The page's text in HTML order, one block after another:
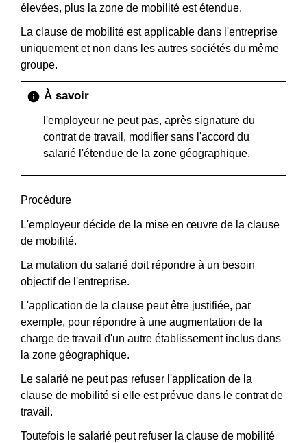
élevées, plus la zone de mobilité est étendue.
La clause de mobilité est applicable dans l'entreprise
uniquement et non dans les autres sociétés du même
groupe.
info À savoir
l'employeur ne peut pas, après signature du
contrat de travail, modifier sans l'accord du
salarié l'étendue de la zone géographique.
Procédure
L'employeur décide de la mise en œuvre de la clause
de mobilité.
La mutation du salarié doit répondre à un besoin
objectif de l'entreprise.
L'application de la clause peut être justifiée, par
exemple, pour répondre à une augmentation de la
charge de travail d'un autre établissement inclus dans
la zone géographique.
Le salarié ne peut pas refuser l'application de la
clause de mobilité si elle est prévue dans le contrat de
travail.
Toutefois le salarié peut refuser la clause de mobilité